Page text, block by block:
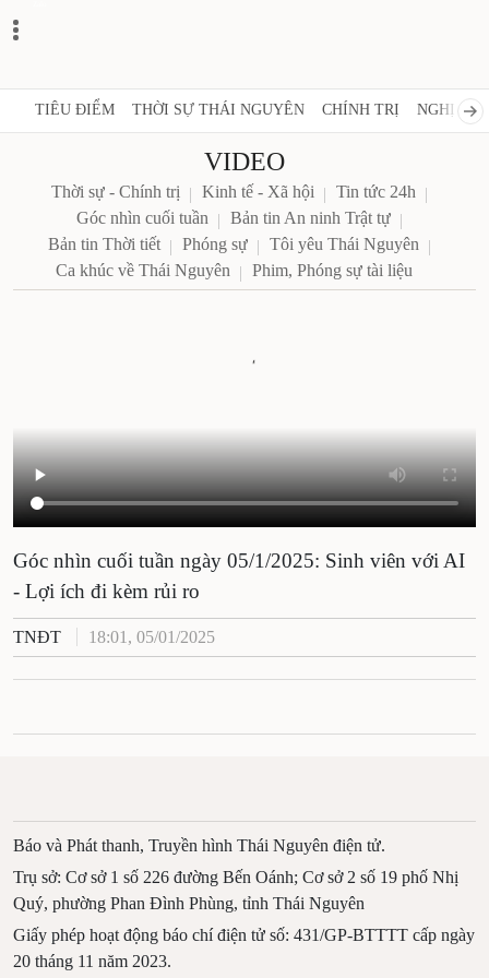
TIÊU ĐIỂM THỜI SỰ THÁI NGUYÊN CHÍNH TRỊ NGHỊ
VIDEO
Thời sự - Chính trị Kinh tế - Xã hội
Tin tức 24h
Góc nhìn cuối tuần
Bản tin An ninh Trật tự
Bản tin Thời tiết
Phóng sự
Tôi yêu Thái Nguyên
Ca khúc về Thái Nguyên
Phim, Phóng sự tài liệu
Góc nhìn cuối tuần ngày 05/1/2025: Sinh viên với AI
- Lợi ích đi kèm rủi ro
TNĐT 18:01, 05/01/2025
Báo và Phát thanh, Truyền hình Thái Nguyên điện tử.
Trụ sở: Cơ sở 1 số 226 đường Bến Oánh; Cơ sở 2 số 19 phố Nhị
Quý, phường Phan Đình Phùng, tỉnh Thái Nguyên
Giấy phép hoạt động báo chí điện tử số: 431/GP-BTTTT cấp ngày
20 tháng 11 năm 2023.